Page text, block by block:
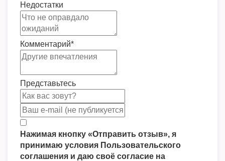
Недостатки
Комментарий*
Представьтесь
Нажимая кнопку «Отправить отзыв», я
принимаю условия Пользовательского
соглашения и даю своё согласие на